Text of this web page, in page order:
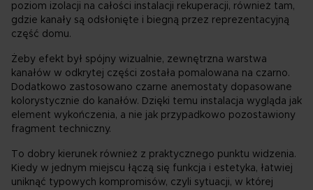
poziom izolacji na całości instalacji rekuperacji, również tam,
gdzie kanały są odsłonięte i biegną przez reprezentacyjną
część domu.
Żeby efekt był spójny wizualnie, zewnętrzna warstwa
kanałów w odkrytej części została pomalowana na czarno.
Dodatkowo zastosowano czarne anemostaty dopasowane
kolorystycznie do kanałów. Dzięki temu instalacja wygląda jak
element wykończenia, a nie jak przypadkowo pozostawiony
fragment techniczny.
To dobry kierunek również z praktycznego punktu widzenia.
Kiedy w jednym miejscu łączą się funkcja i estetyka, łatwiej
uniknąć typowych kompromisów, czyli sytuacji, w której